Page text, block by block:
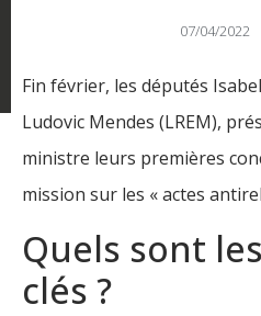
07/04/2022
Fin février, les députés
Ludovic Mendes (LREM),
ministre leurs premières
mission sur les « actes
Quels sont
clés ?